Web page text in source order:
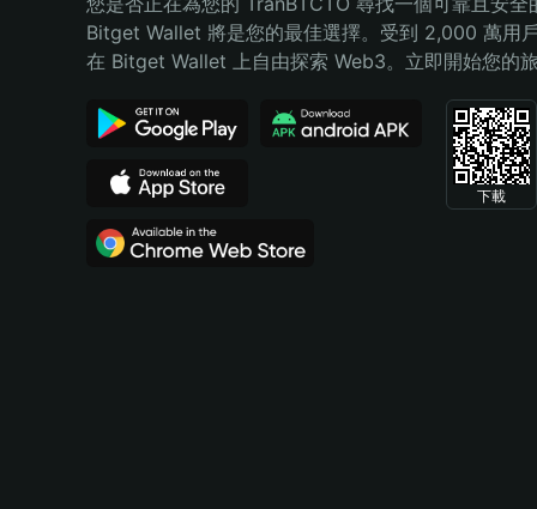
Bahasa Indonesia
Español (Argentina)
Bitget Wallet 將是您的最佳選擇。受到 2,000 萬用
在 Bitget Wallet 上自由探索 Web3。立即開始您的
下載